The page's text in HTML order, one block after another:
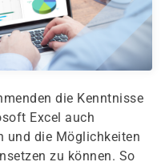
die Kenntnisse
Excel auch
und die Möglichkeiten
zu können. So